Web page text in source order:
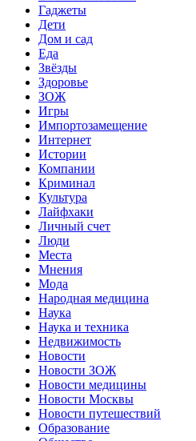
Гаджеты
Дети
Дом и сад
Еда
Звёзды
Здоровье
ЗОЖ
Игры
Импортозамещение
Интернет
Истории
Компании
Криминал
Культура
Лайфхаки
Личный счет
Люди
Места
Мнения
Мода
Народная медицина
Наука
Наука и техника
Недвижимость
Новости
Новости ЗОЖ
Новости медицины
Новости Москвы
Новости путешествий
Образование